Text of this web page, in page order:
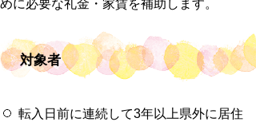
めに必要な礼金・家賃を補助します。
対象者
転入日前に連続して3年以上県外に居住